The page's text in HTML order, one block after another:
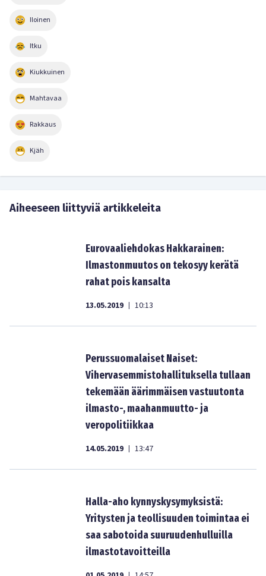
Iloinen
Itku
Kiukkuinen
Mahtavaa
Rakkaus
Kjäh
Aiheeseen liittyviä artikkeleita
Eurovaaliehdokas Hakkarainen:
Ilmastonmuutos on tekosyy kerätä
rahat pois kansalta
13.05.2019 | 10:13
Perussuomalaiset Naiset:
Vihervasemmistohallituksella tullaan
tekemään äärimmäisen vastuutonta
ilmasto-, maahanmuutto- ja
veropolitiikkaa
14.05.2019 | 13:47
Halla-aho kynnyskysymyksistä:
Yritysten ja teollisuuden toimintaa ei
saa sabotoida suuruudenhulluilla
ilmastotavoitteilla